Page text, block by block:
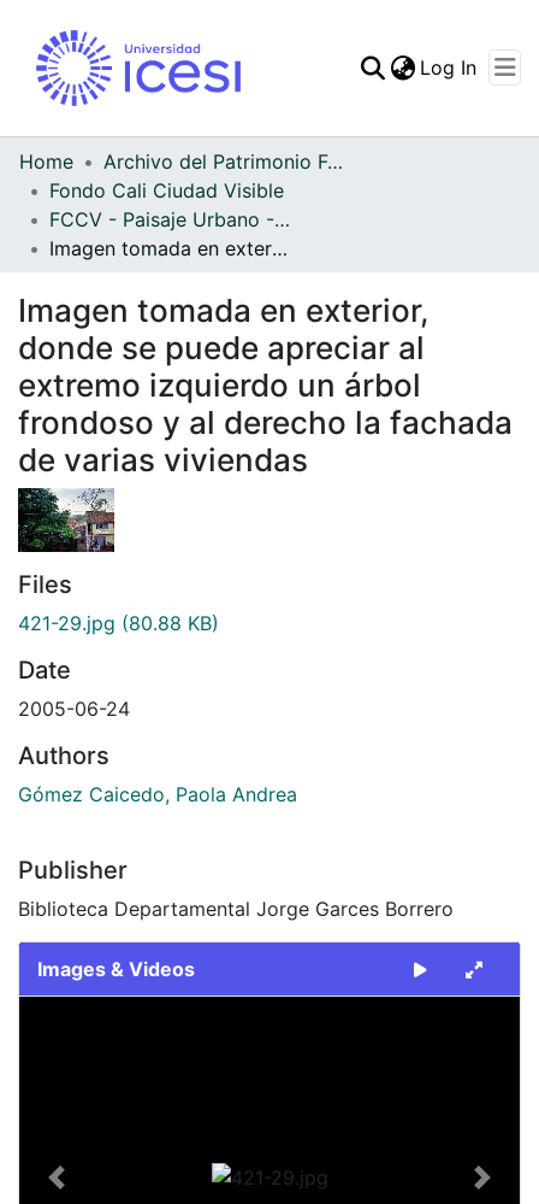
Log In
Home
Archivo del Patrimonio Fotográfico y Fílmico del Valle del Cauca
Fondo Cali Ciudad Visible
FCCV - Paisaje Urbano - Patrimonial
Imagen tomada en exterior, donde se puede apreciar al extremo izquierdo un árbol frondoso y al derecho la fachada de varias viviendas
Imagen tomada en exterior,
donde se puede apreciar al
extremo izquierdo un árbol
frondoso y al derecho la fachada
de varias viviendas
Files
421-29.jpg (80.88 KB)
Date
2005-06-24
Authors
Gómez Caicedo, Paola Andrea
Publisher
Biblioteca Departamental Jorge Garces Borrero
Images & Videos
Previous Next